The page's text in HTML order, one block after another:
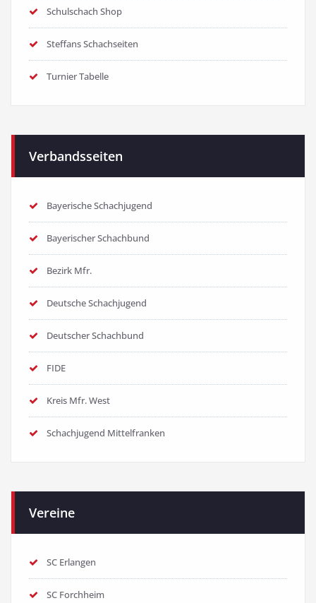
Schulschach Shop
Steffans Schachseiten
Turnier Tabelle
Verbandsseiten
Bayerische Schachjugend
Bayerischer Schachbund
Bezirk Mfr.
Deutsche Schachjugend
Deutscher Schachbund
FIDE
Kreis Mfr. West
Schachjugend Mittelfranken
Vereine
SC Erlangen
SC Forchheim